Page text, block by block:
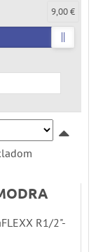
9,00 €
R1/2"-